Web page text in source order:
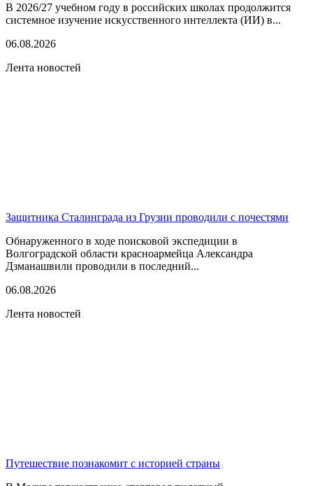
В 2026/27 учебном году в российских школах продолжится
системное изучение искусственного интеллекта (ИИ) в...
06.08.2026
Лента новостей
Защитника Сталинграда из Грузии проводили с почестями
Обнаруженного в ходе поисковой экспедиции в
Волгоградской области красноармейца Александра
Дзманашвили проводили в последний...
06.08.2026
Лента новостей
Путешествие познакомит с историей страны